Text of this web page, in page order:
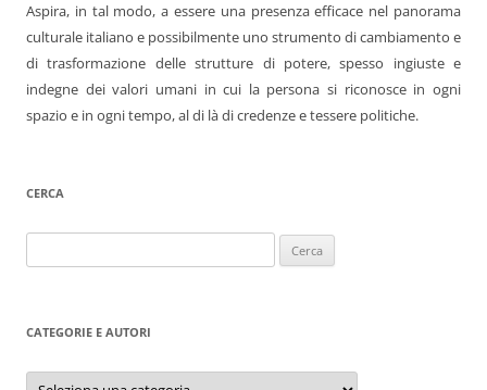
Aspira, in tal modo, a essere una presenza efficace nel panorama
culturale italiano e possibilmente uno strumento di cambiamento e
di trasformazione delle strutture di potere, spesso ingiuste e
indegne dei valori umani in cui la persona si riconosce in ogni
spazio e in ogni tempo, al di là di credenze e tessere politiche.
CERCA
per:
CATEGORIE E AUTORI
Categorie